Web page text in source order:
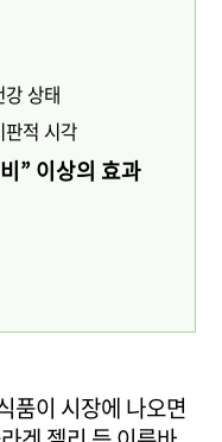
상태
적 시각
” 이상의 효과
품이 시장에 나오면